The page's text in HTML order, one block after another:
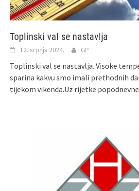
Toplinski val se nastavlja
12. srpnja 2024. GP
Toplinski val se nastavlja. Visoke
sparina kakvu smo imali prethodnih
tijekom vikenda.Uz rijetke